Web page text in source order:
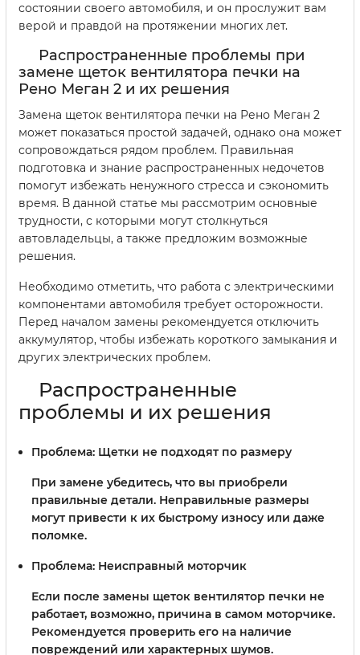
состоянии своего автомобиля, и он прослужит вам
верой и правдой на протяжении многих лет.
Распространенные проблемы при
замене щеток вентилятора печки на
Рено Меган 2 и их решения
Замена щеток вентилятора печки на Рено Меган 2
может показаться простой задачей, однако она может
сопровождаться рядом проблем. Правильная
подготовка и знание распространенных недочетов
помогут избежать ненужного стресса и сэкономить
время. В данной статье мы рассмотрим основные
трудности, с которыми могут столкнуться
автовладельцы, а также предложим возможные
решения.
Необходимо отметить, что работа с электрическими
компонентами автомобиля требует осторожности.
Перед началом замены рекомендуется отключить
аккумулятор, чтобы избежать короткого замыкания и
других электрических проблем.
Распространенные
проблемы и их решения
Проблема: Щетки не подходят по размеру
При замене убедитесь, что вы приобрели
правильные детали. Неправильные размеры
могут привести к их быстрому износу или даже
поломке.
Проблема: Неисправный моторчик
Если после замены щеток вентилятор печки не
работает, возможно, причина в самом моторчике.
Рекомендуется проверить его на наличие
повреждений или характерных шумов.